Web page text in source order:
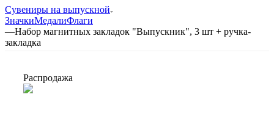
Сувениры на выпускной
ЗначкиМедалиФлаги
—Набор магнитных закладок "Выпускник", 3 шт + ручка-
закладка
Распродажа